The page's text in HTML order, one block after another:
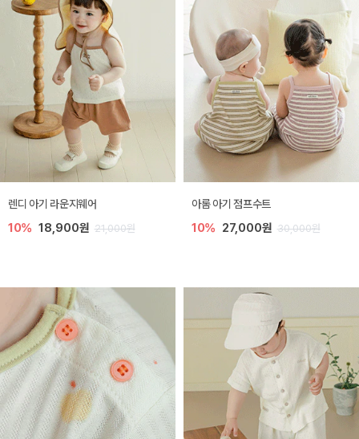
렌디 아기 라운지웨어
10% 18,900원 21,000원
아롬 아기 점프수트
10% 27,000원 30,000원